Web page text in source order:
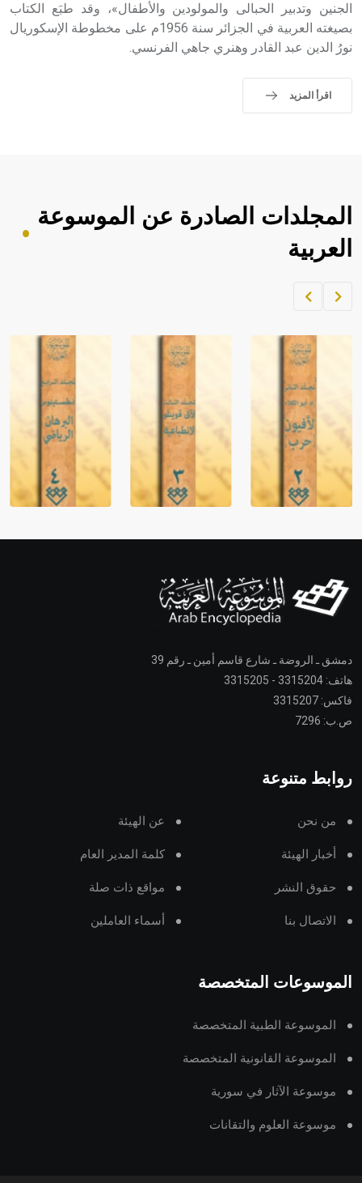
الجنين وتدبير الحبالى والمولودين والأطفال»، وقد طبَع الكتاب
بصيغته العربية في الجزائر سنة 1956م على مخطوطة الإسكوريال
نورُ الدين عبد القادر وهنري جاهي الفرنسي.
اقرأ المزيد
المجلدات الصادرة عن الموسوعة
العربية
دمشق ـ الروضة ـ شارع قاسم أمين ـ رقم 39
هاتف: 3315204 - 3315205
فاكس: 3315207
ص.ب: 7296
روابط متنوعة
من نحن عن الهيئة
أخبار الهيئة كلمة المدير العام
حقوق النشر مواقع ذات صلة
الاتصال بنا أسماء العاملين
الموسوعات المتخصصة
الموسوعة الطبية المتخصصة
الموسوعة القانونية المتخصصة
موسوعة الآثار في سورية
موسوعة العلوم والتقانات